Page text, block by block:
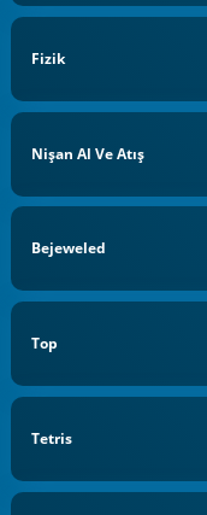
Fizik
Nişan Al Ve Atış
Bejeweled
Top
Tetris